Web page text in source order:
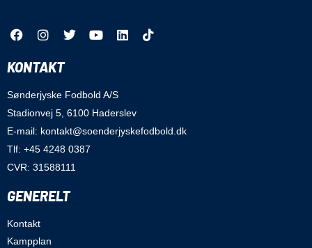
KONTAKT
Sønderjyske Fodbold A/S
Stadionvej 5, 6100 Haderslev
E-mail: kontakt@soenderjyskefodbold.dk
Tlf: +45 4248 0387
CVR: 31588111
GENERELT
Kontakt
Kampplan